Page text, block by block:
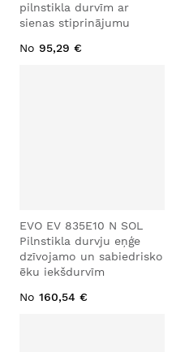
pilnstikla durvīm ar
sienas stiprinājumu
No 95,29 €
EVO EV 835E10 N SOL
Pilnstikla durvju eņģe
dzīvojamo un sabiedrisko
ēku iekšdurvīm
No 160,54 €